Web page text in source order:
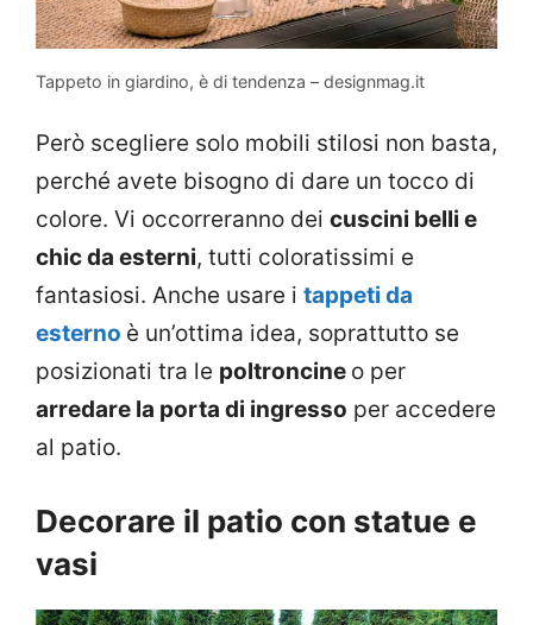
Tappeto in giardino, è di tendenza – designmag.it
Però scegliere solo mobili stilosi non basta,
perché avete bisogno di dare un tocco di
colore. Vi occorreranno dei cuscini belli e
chic da esterni, tutti coloratissimi e
fantasiosi. Anche usare i tappeti da
esterno è un’ottima idea, soprattutto se
posizionati tra le poltroncine o per
arredare la porta di ingresso per accedere
al patio.
Decorare il patio con statue e
vasi